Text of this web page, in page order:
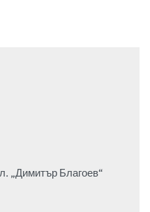
„Димитър Благоев“